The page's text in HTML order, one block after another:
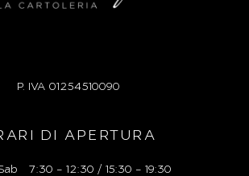
P. IVA 01254510090
DI APERTURA
7:30 – 12:30 / 15:30 – 19:30